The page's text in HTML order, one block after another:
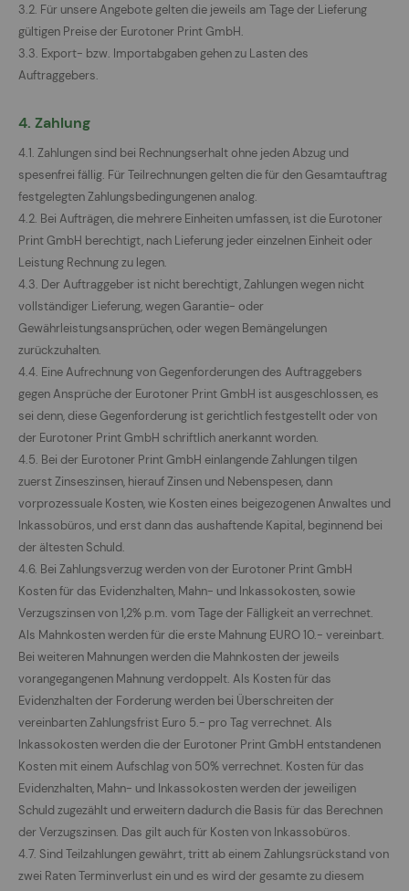
3.2. Für unsere Angebote gelten die jeweils am Tage der Lieferung
gültigen Preise der Eurotoner Print GmbH.
3.3. Export- bzw. Importabgaben gehen zu Lasten des
Auftraggebers.
4. Zahlung
4.1. Zahlungen sind bei Rechnungserhalt ohne jeden Abzug und
spesenfrei fällig. Für Teilrechnungen gelten die für den Gesamtauftrag
festgelegten Zahlungsbedingungenen analog.
4.2. Bei Aufträgen, die mehrere Einheiten umfassen, ist die Eurotoner
Print GmbH berechtigt, nach Lieferung jeder einzelnen Einheit oder
Leistung Rechnung zu legen.
4.3. Der Auftraggeber ist nicht berechtigt, Zahlungen wegen nicht
vollständiger Lieferung, wegen Garantie- oder
Gewährleistungsansprüchen, oder wegen Bemängelungen
zurückzuhalten.
4.4. Eine Aufrechnung von Gegenforderungen des Auftraggebers
gegen Ansprüche der Eurotoner Print GmbH ist ausgeschlossen, es
sei denn, diese Gegenforderung ist gerichtlich festgestellt oder von
der Eurotoner Print GmbH schriftlich anerkannt worden.
4.5. Bei der Eurotoner Print GmbH einlangende Zahlungen tilgen
zuerst Zinseszinsen, hierauf Zinsen und Nebenspesen, dann
vorprozessuale Kosten, wie Kosten eines beigezogenen Anwaltes und
Inkassobüros, und erst dann das aushaftende Kapital, beginnend bei
der ältesten Schuld.
4.6. Bei Zahlungsverzug werden von der Eurotoner Print GmbH
Kosten für das Evidenzhalten, Mahn- und Inkassokosten, sowie
Verzugszinsen von 1,2% p.m. vom Tage der Fälligkeit an verrechnet.
Als Mahnkosten werden für die erste Mahnung EURO 10.- vereinbart.
Bei weiteren Mahnungen werden die Mahnkosten der jeweils
vorangegangenen Mahnung verdoppelt. Als Kosten für das
Evidenzhalten der Forderung werden bei Überschreiten der
vereinbarten Zahlungsfrist Euro 5.- pro Tag verrechnet. Als
Inkassokosten werden die der Eurotoner Print GmbH entstandenen
Kosten mit einem Aufschlag von 50% verrechnet. Kosten für das
Evidenzhalten, Mahn- und Inkassokosten werden der jeweiligen
Schuld zugezählt und erweitern dadurch die Basis für das Berechnen
der Verzugszinsen. Das gilt auch für Kosten von Inkassobüros.
4.7. Sind Teilzahlungen gewährt, tritt ab einem Zahlungsrückstand von
zwei Raten Terminverlust ein und es wird der gesamte zu diesem